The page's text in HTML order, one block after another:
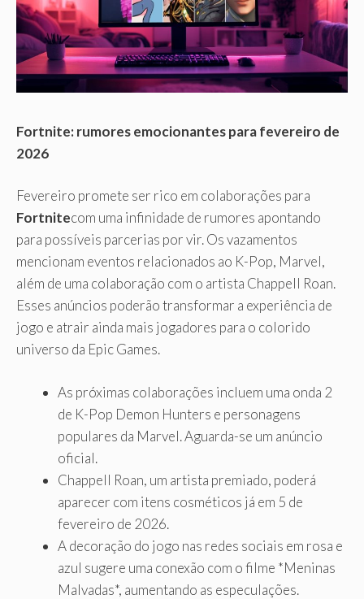
Fortnite: rumores emocionantes para fevereiro de
2026
Fevereiro promete ser rico em colaborações para
Fortnitecom uma infinidade de rumores apontando
para possíveis parcerias por vir. Os vazamentos
mencionam eventos relacionados ao K-Pop, Marvel,
além de uma colaboração com o artista Chappell Roan.
Esses anúncios poderão transformar a experiência de
jogo e atrair ainda mais jogadores para o colorido
universo da Epic Games.
As próximas colaborações incluem uma onda 2
de K-Pop Demon Hunters e personagens
populares da Marvel. Aguarda-se um anúncio
oficial.
Chappell Roan, um artista premiado, poderá
aparecer com itens cosméticos já em 5 de
fevereiro de 2026.
A decoração do jogo nas redes sociais em rosa e
azul sugere uma conexão com o filme *Meninas
Malvadas*, aumentando as especulações.